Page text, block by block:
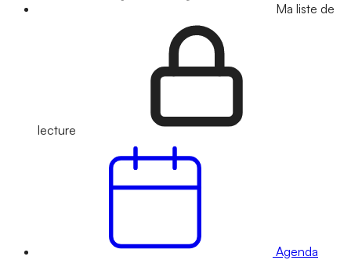
Ma liste de
lecture
Agenda